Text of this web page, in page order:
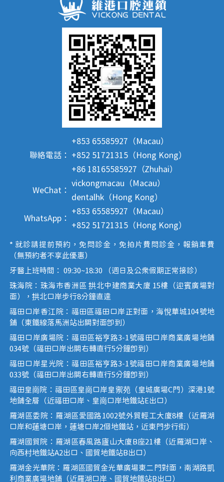
聯絡電話：
+853 65585927（Macau）
+852 51721315（Hong Kong）
+86 18165585927（Zhuhai）
WeChat：
vickongmacau（Macau）
dentalhk（Hong Kong）
WhatsApp：
+853 65585927（Macau）
+852 51721315（Hong Kong）
* 就診請提前預約，免問診金，免拍片費問診金，報銷車費
（無預約者不享此優惠）
牙醫上班時間： 09:30~18:30 （週日及公眾假期正常接診）
珠海院：珠海市香洲區 拱北中建商業大廈 15樓（迎賓廣場對
面），拱北口岸步行8分鐘直達
福田口岸香江院：福田區福田口岸正對面，海悅華城104號地
鋪（東鐵線落馬洲站出關對面即到）
福田口岸廣場院：福田區裕亨路3-1號福田口岸商業廣場地鋪
034號（福田口岸出關右轉直行5分鐘即到）
福田口岸星光院：福田區裕亨路3-1號福田口岸商業廣場地鋪
033號（福田口岸出關右轉直行5分鐘即到）
福田皇崗院：福田區皇崗口岸皇禦苑（皇城廣場C門）深港1號
地鋪全層（近福田口岸、皇崗口岸地鐵站E出口）
羅湖區委院：羅湖區愛國路1002號外貿輕工大廈8樓（近羅湖
口岸和蓮塘口岸，蓮塘口岸2個地鐵站，近東門步行街）
羅湖國貿院：羅湖區春風路廬山大廈B座21樓（近羅湖口岸、
向西村地鐵站A2出口、國貿地鐵站B出口）
羅湖金光華院：羅湖區國貿金光華廣場東二門對面，南湖路凱
利商業廣場地鋪（近羅湖口岸、國貿地鐵站B出口）